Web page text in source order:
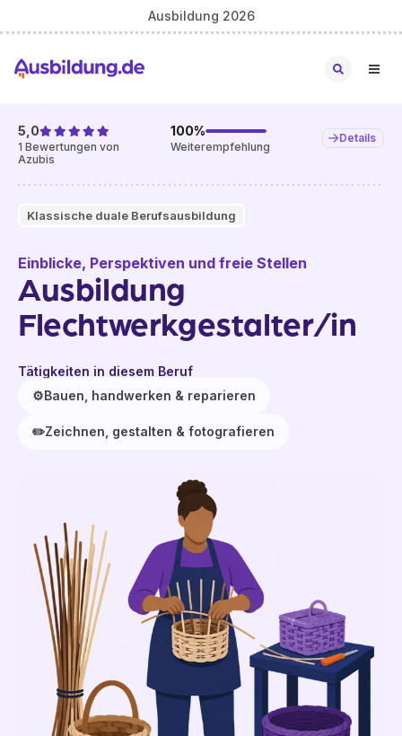
Ausbildung 2026
Klassische duale Berufsausbildung
5,0
1 Bewertungen von
Azubis
100%
Weiterempfehlung
Details
Einblicke, Perspektiven und freie Stellen
Ausbildung
Flechtwerkgestalter/in
Tätigkeiten in diesem Beruf
⚙️Bauen, handwerken & reparieren
✏️Zeichnen, gestalten & fotografieren